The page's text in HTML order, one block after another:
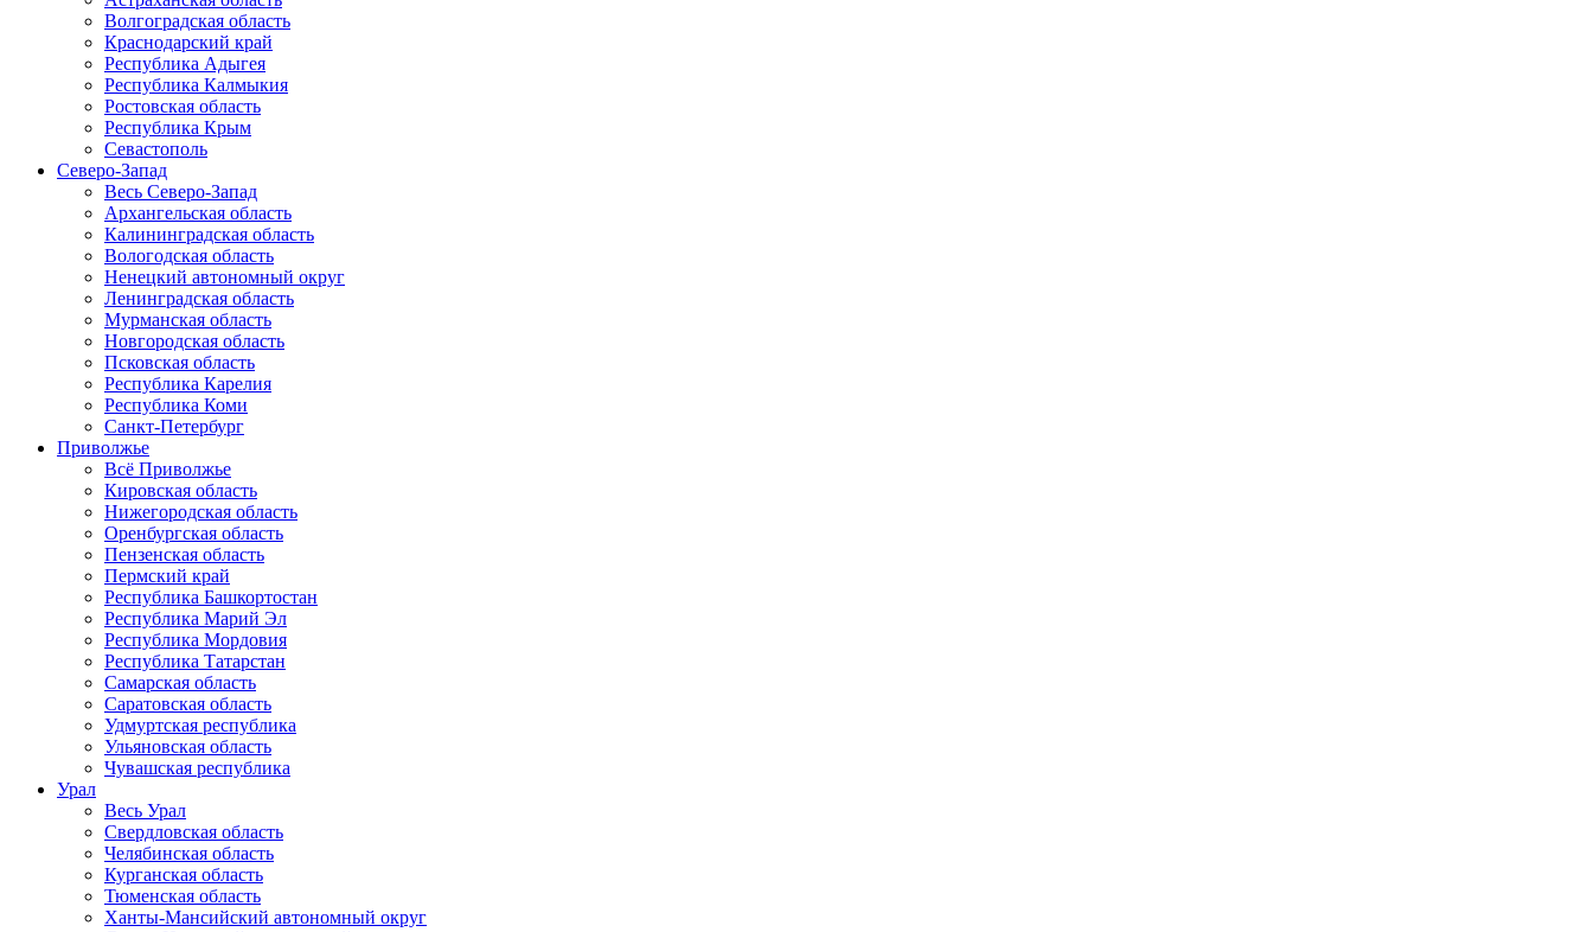
Волгоградская область
Краснодарский край
Республика Адыгея
Республика Калмыкия
Ростовская область
Республика Крым
Севастополь
Северо-Запад
Весь Северо-Запад
Архангельская область
Калининградская область
Вологодская область
Ненецкий автономный округ
Ленинградская область
Мурманская область
Новгородская область
Псковская область
Республика Карелия
Республика Коми
Санкт-Петербург
Приволжье
Всё Приволжье
Кировская область
Нижегородская область
Оренбургская область
Пензенская область
Пермский край
Республика Башкортостан
Республика Марий Эл
Республика Мордовия
Республика Татарстан
Самарская область
Саратовская область
Удмуртская республика
Ульяновская область
Чувашская республика
Урал
Весь Урал
Свердловская область
Челябинская область
Курганская область
Тюменская область
Ханты-Мансийский автономный округ